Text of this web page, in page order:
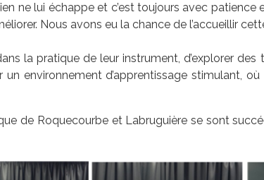
ne lui échappe et c’est toujours avec patience
Nous avons eu la chance de l’accueillir
la pratique de leur instrument, d’explorer
environnement d’apprentissage stimulant,
de Roquecourbe et Labruguière se sont